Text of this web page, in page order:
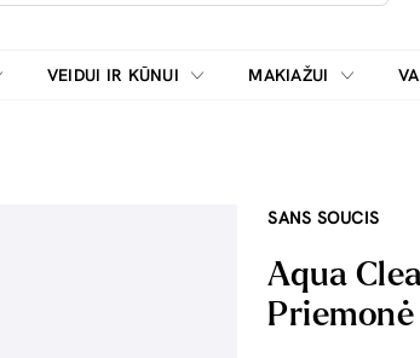
VEIDUI IR KŪNUI MAKIAŽUI
SANS SOUCIS
Aqua